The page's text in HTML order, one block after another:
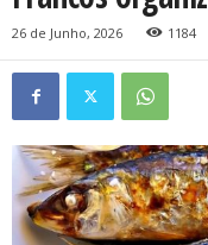
26 de Junho, 2026 1184